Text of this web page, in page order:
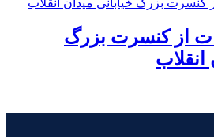
از کنسرت بزرگ
انقلاب